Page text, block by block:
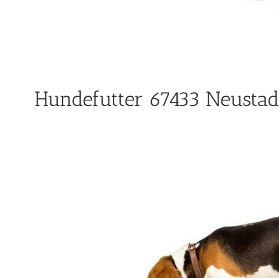
Hundefutter 67433